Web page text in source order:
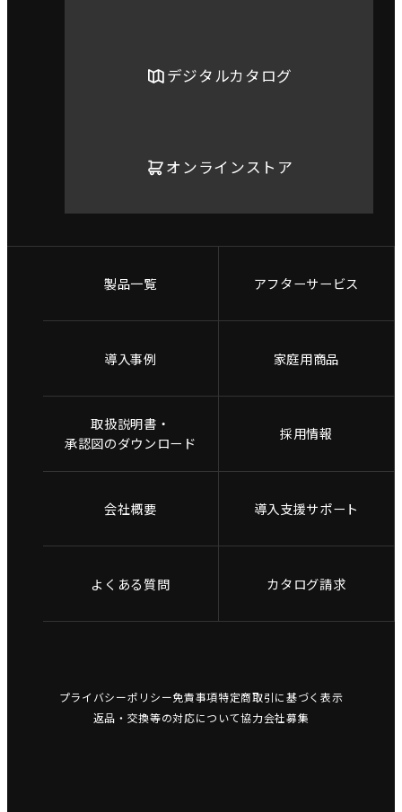
デジタルカタログ
オンラインストア
製品一覧 アフターサービス
導入事例 家庭用商品
取扱説明書・
承認図のダウンロード
採用情報
会社概要 導入支援サポート
よくある質問 カタログ請求
プライバシーポリシー免責事項特定商取引に基づく表示
返品・交換等の対応について協力会社募集